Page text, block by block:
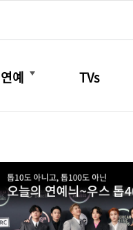
연예
더보기
TVs